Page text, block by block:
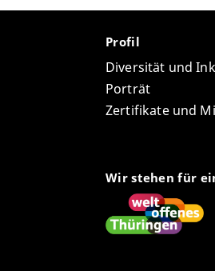
Profil
Diversität und
Porträt
Zertifikate und
Wir stehen für